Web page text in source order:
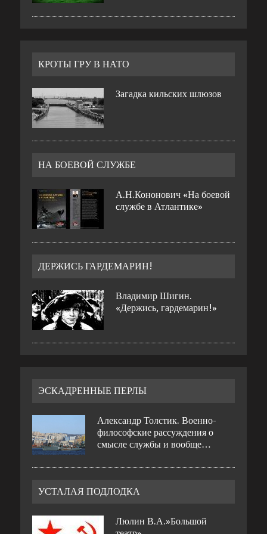
КРОТЫ ГРУ В НАТО
Загадка кильских шлюзов
НА БОЕВОЙ СЛУЖБЕ
А.Н.Кононович «На боевой
службе в Атлантике»
ДЕРЖИСЬ ГАРДЕМАРИН!
Владимир Шигин.
«Держись, гардемарин!»
ЭСКАДРЕННЫЕ ПЕРЛЫ
Александр Толстик. Военно-
философские рассуждения о
смысле службы и вообще…
УСТАЛАЯ ПОДЛОДКА
Люлин В.А.»Большой